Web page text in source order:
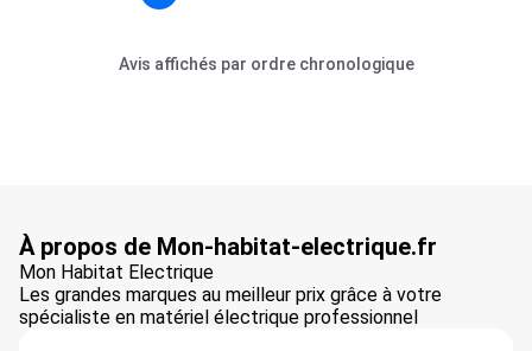
Avis affichés par ordre chronologique
À propos de Mon-habitat-electrique.fr
Mon Habitat Electrique
Les grandes marques au meilleur prix grâce à votre
spécialiste en matériel électrique professionnel